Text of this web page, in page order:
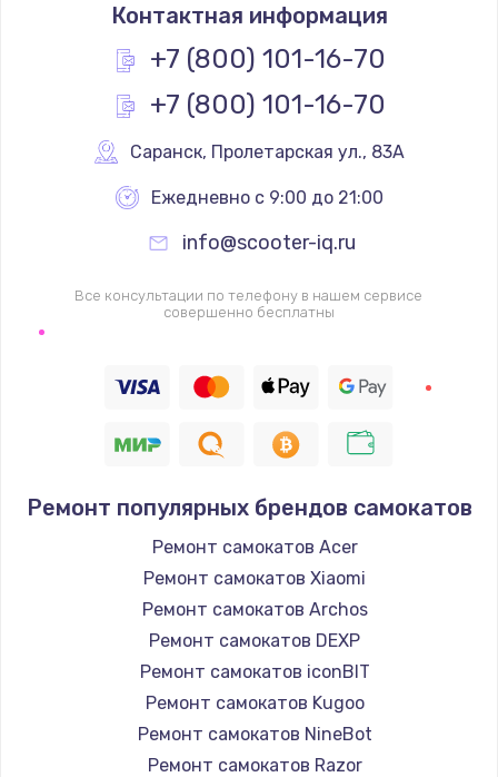
Контактная информация
+7 (800) 101-16-70
+7 (800) 101-16-70
Саранск, Пролетарская ул., 83А
Ежедневно с 9:00 до 21:00
info@scooter-iq.ru
Все консультации по телефону в нашем сервисе
совершенно бесплатны
Ремонт популярных брендов самокатов
Ремонт самокатов Acer
Ремонт самокатов Xiaomi
Ремонт самокатов Archos
Ремонт самокатов DEXP
Ремонт самокатов iconBIT
Ремонт самокатов Kugoo
Ремонт самокатов NineBot
Ремонт самокатов Razor